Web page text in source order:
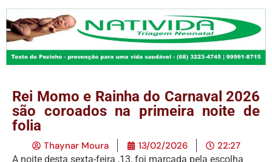
Rei Momo e Rainha do Carnaval 2026
são coroados na primeira noite de
folia
Thaynar Moura 13/02/2026 22:27
A noite desta sexta-feira ,13, foi marcada pela escolha